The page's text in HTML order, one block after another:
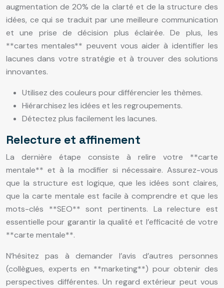
augmentation de 20% de la clarté et de la structure des
idées, ce qui se traduit par une meilleure communication
et une prise de décision plus éclairée. De plus, les
**cartes mentales** peuvent vous aider à identifier les
lacunes dans votre stratégie et à trouver des solutions
innovantes.
Utilisez des couleurs pour différencier les thèmes.
Hiérarchisez les idées et les regroupements.
Détectez plus facilement les lacunes.
Relecture et affinement
La dernière étape consiste à relire votre **carte
mentale** et à la modifier si nécessaire. Assurez-vous
que la structure est logique, que les idées sont claires,
que la carte mentale est facile à comprendre et que les
mots-clés **SEO** sont pertinents. La relecture est
essentielle pour garantir la qualité et l’efficacité de votre
**carte mentale**.
N’hésitez pas à demander l’avis d’autres personnes
(collègues, experts en **marketing**) pour obtenir des
perspectives différentes. Un regard extérieur peut vous